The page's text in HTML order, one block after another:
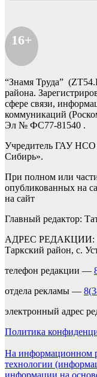
16+
“Знамя Труда”
района.
сфере связи,
коммуникаций
Эл № ФС77-81540 .
Учредитель ГАУ НСО
Сибирь».
При полном или
опубликованных на
на сайт
Главный редактор:
АДРЕС РЕДАКЦИИ:
Таркский район, с.
телефон редакции —
отдела рекламы —
электронный адрес
Политика
На информационном
технологии